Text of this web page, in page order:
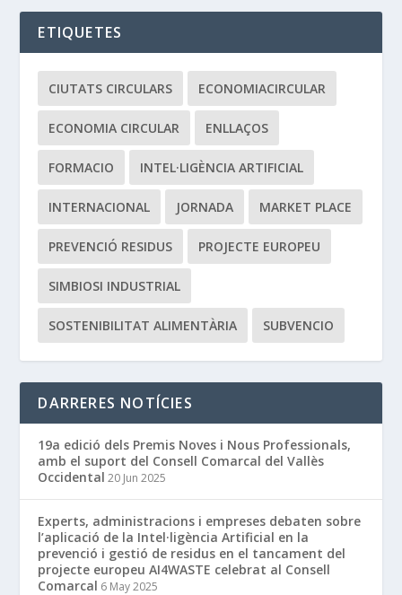
ETIQUETES
CIUTATS CIRCULARS ECONOMIACIRCULAR
ECONOMIA CIRCULAR ENLLAÇOS
FORMACIO INTEL·LIGÈNCIA ARTIFICIAL
INTERNACIONAL JORNADA MARKET PLACE
PREVENCIÓ RESIDUS PROJECTE EUROPEU
SIMBIOSI INDUSTRIAL
SOSTENIBILITAT ALIMENTÀRIA SUBVENCIO
DARRERES NOTÍCIES
19a edició dels Premis Noves i Nous Professionals,
amb el suport del Consell Comarcal del Vallès
Occidental 20 Jun 2025
Experts, administracions i empreses debaten sobre
l’aplicació de la Intel·ligència Artificial en la
prevenció i gestió de residus en el tancament del
projecte europeu AI4WASTE celebrat al Consell
Comarcal 6 May 2025